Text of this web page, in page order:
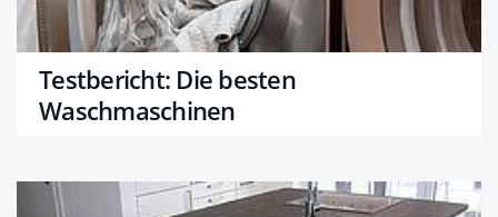
Testbericht: Die besten
Waschmaschinen